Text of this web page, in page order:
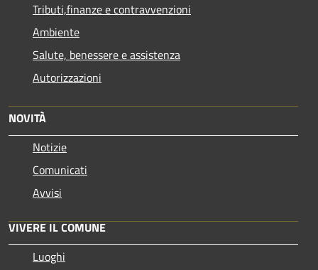
Tributi,finanze e contravvenzioni
Ambiente
Salute, benessere e assistenza
Autorizzazioni
NOVITÀ
Notizie
Comunicati
Avvisi
VIVERE IL COMUNE
Luoghi